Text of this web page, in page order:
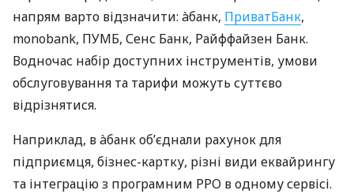
напрям варто відзначити: àбанк, ПриватБанк,
monobank, ПУМБ, Сенс Банк, Райффайзен Банк.
Водночас набір доступних інструментів, умови
обслуговування та тарифи можуть суттєво
відрізнятися.
Наприклад, в àбанк об’єднали рахунок для
підприємця, бізнес-картку, різні види еквайрингу
та інтеграцію з програмним РРО в одному сервісі.